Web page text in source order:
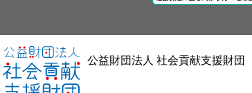
公益財団法人 社会貢献支援財団